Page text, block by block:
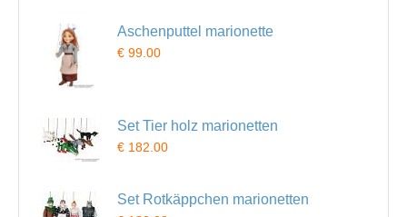
Aschenputtel marionette
€ 99.00
Set Tier holz marionetten
€ 182.00
Set Rotkäppchen marionetten